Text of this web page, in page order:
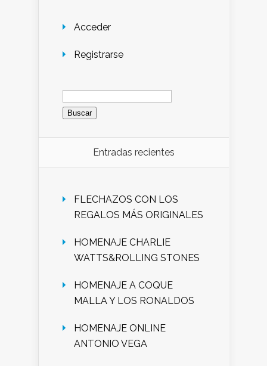
Acceder
Registrarse
Buscar:
Entradas recientes
FLECHAZOS CON LOS
REGALOS MÁS ORIGINALES
HOMENAJE CHARLIE
WATTS&ROLLING STONES
HOMENAJE A COQUE
MALLA Y LOS RONALDOS
HOMENAJE ONLINE
ANTONIO VEGA